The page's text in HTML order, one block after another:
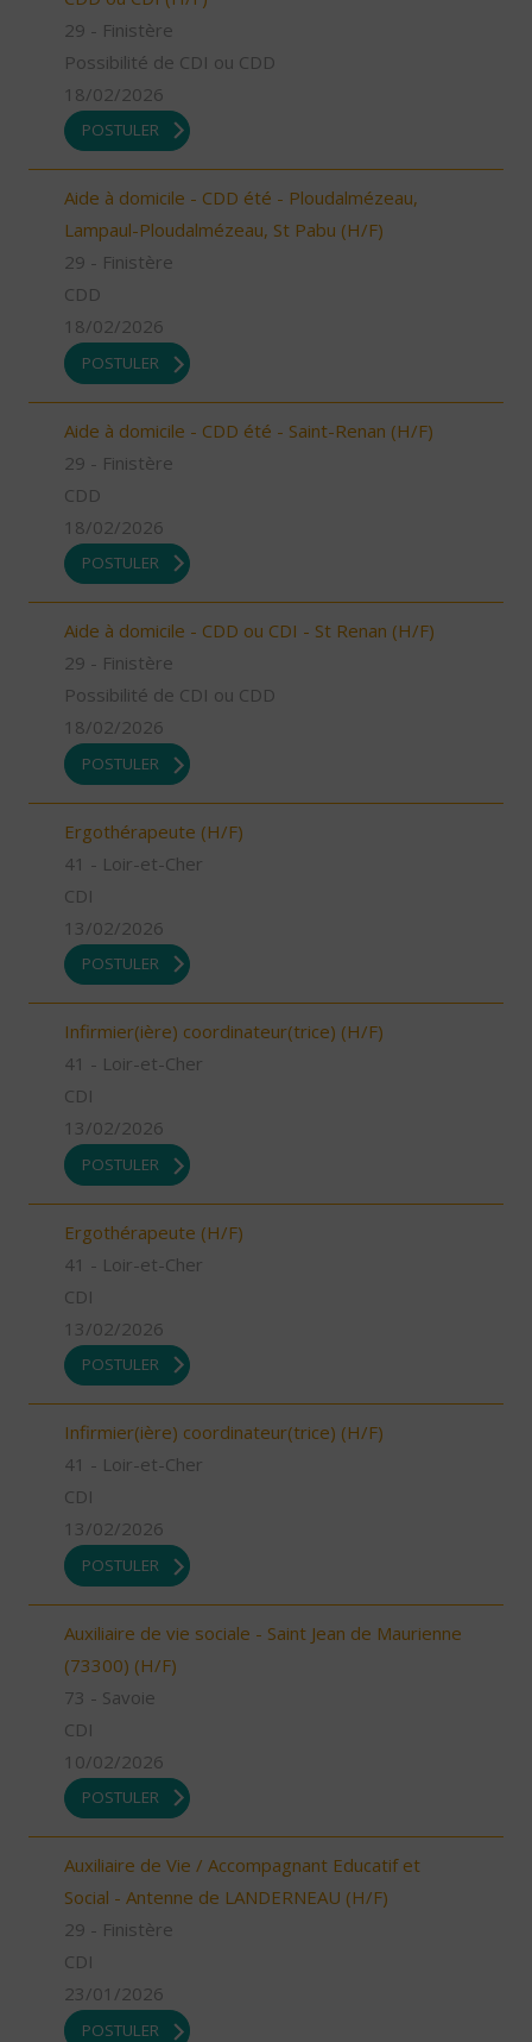
29 - Finistère
Possibilité de CDI ou CDD
18/02/2026
POSTULER
Aide à domicile - CDD été - Ploudalmézeau,
Lampaul-Ploudalmézeau, St Pabu (H/F)
29 - Finistère
CDD
18/02/2026
POSTULER
Aide à domicile - CDD été - Saint-Renan (H/F)
29 - Finistère
CDD
18/02/2026
POSTULER
Aide à domicile - CDD ou CDI - St Renan (H/F)
29 - Finistère
Possibilité de CDI ou CDD
18/02/2026
POSTULER
Ergothérapeute (H/F)
41 - Loir-et-Cher
CDI
13/02/2026
POSTULER
Infirmier(ière) coordinateur(trice) (H/F)
41 - Loir-et-Cher
CDI
13/02/2026
POSTULER
Ergothérapeute (H/F)
41 - Loir-et-Cher
CDI
13/02/2026
POSTULER
Infirmier(ière) coordinateur(trice) (H/F)
41 - Loir-et-Cher
CDI
13/02/2026
POSTULER
Auxiliaire de vie sociale - Saint Jean de Maurienne
(73300) (H/F)
73 - Savoie
CDI
10/02/2026
POSTULER
Auxiliaire de Vie / Accompagnant Educatif et
Social - Antenne de LANDERNEAU (H/F)
29 - Finistère
CDI
23/01/2026
POSTULER